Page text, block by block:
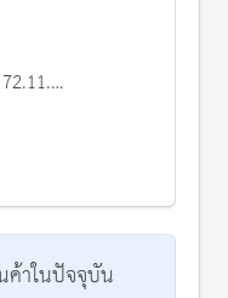
72.26.91 and 72.26.99.80.00.
ค้าในปัจจุบัน